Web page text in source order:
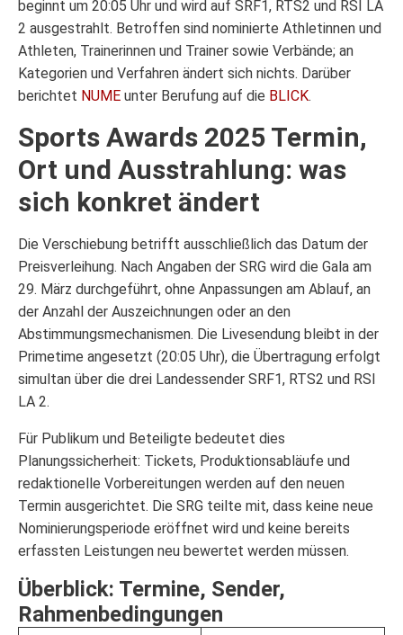
beginnt um 20:05 Uhr und wird auf SRF1, RTS2 und RSI LA
2 ausgestrahlt. Betroffen sind nominierte Athletinnen und
Athleten, Trainerinnen und Trainer sowie Verbände; an
Kategorien und Verfahren ändert sich nichts. Darüber
berichtet NUME unter Berufung auf die BLICK.
Sports Awards 2025 Termin,
Ort und Ausstrahlung: was
sich konkret ändert
Die Verschiebung betrifft ausschließlich das Datum der
Preisverleihung. Nach Angaben der SRG wird die Gala am
29. März durchgeführt, ohne Anpassungen am Ablauf, an
der Anzahl der Auszeichnungen oder an den
Abstimmungsmechanismen. Die Livesendung bleibt in der
Primetime angesetzt (20:05 Uhr), die Übertragung erfolgt
simultan über die drei Landessender SRF1, RTS2 und RSI
LA 2.
Für Publikum und Beteiligte bedeutet dies
Planungssicherheit: Tickets, Produktionsabläufe und
redaktionelle Vorbereitungen werden auf den neuen
Termin ausgerichtet. Die SRG teilte mit, dass keine neue
Nominierungsperiode eröffnet wird und keine bereits
erfassten Leistungen neu bewertet werden müssen.
Überblick: Termine, Sender,
Rahmenbedingungen